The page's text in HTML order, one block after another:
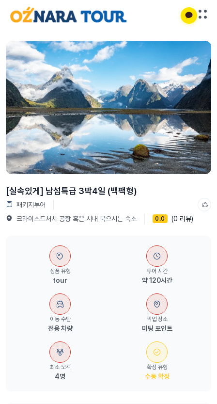
[실속있게] 남섬특급 3박4일 (백팩형)
패키지투어
크라이스트처치 공항 혹은 시내 묵으시는 숙소
0.0 (0 리뷰)
상품 유형
tour
투어 시간
약 120시간
이동 수단
전용 차량
픽업 장소
미팅 포인트
최소 모객
4명
확정 유형
수동 확정